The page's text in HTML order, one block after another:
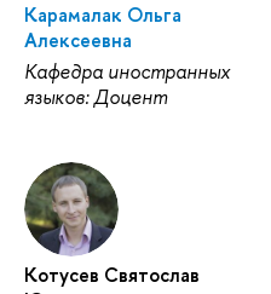
Карамалак Ольга
Алексеевна
Кафедра иностранных
языков: Доцент
Котусев Святослав